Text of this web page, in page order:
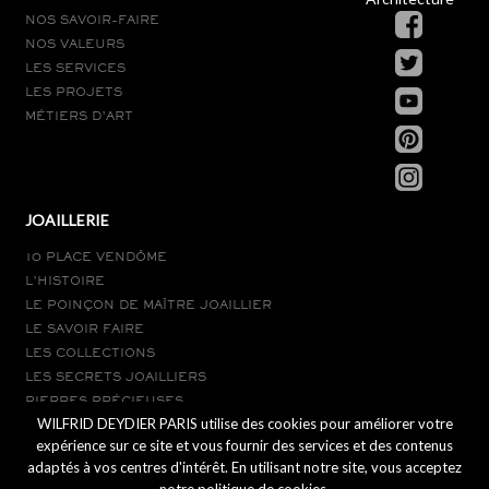
NOS SAVOIR-FAIRE
NOS VALEURS
LES SERVICES
LES PROJETS
MÉTIERS D’ART
JOAILLERIE
10 PLACE VENDÔME
L’HISTOIRE
LE POINÇON DE MAÎTRE JOAILLIER
LE SAVOIR FAIRE
LES COLLECTIONS
LES SECRETS JOAILLIERS
PIERRES PRÉCIEUSES
LE SUR-MESURE
WILFRID DEYDIER PARIS utilise des cookies pour améliorer votre
expérience sur ce site et vous fournir des services et des contenus
adaptés à vos centres d'intérêt. En utilisant notre site, vous acceptez